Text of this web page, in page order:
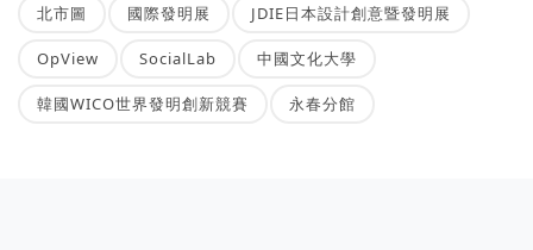
北市圖 國際發明展 JDIE日本設計創意暨發明展
OpView SocialLab 中國文化大學
韓國WICO世界發明創新競賽 永春分館